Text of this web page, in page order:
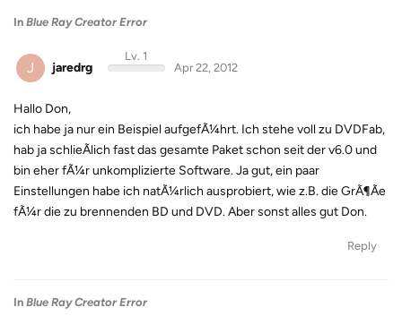
In Blue Ray Creator Error
J jaredrg
Lv. 1
Apr 22, 2012
Hallo Don,
ich habe ja nur ein Beispiel aufgefÃ¼hrt. Ich stehe voll zu DVDFab,
hab ja schlieÃlich fast das gesamte Paket schon seit der v6.0 und
bin eher fÃ¼r unkomplizierte Software. Ja gut, ein paar
Einstellungen habe ich natÃ¼rlich ausprobiert, wie z.B. die GrÃ¶Ãe
fÃ¼r die zu brennenden BD und DVD. Aber sonst alles gut Don.
Reply
In Blue Ray Creator Error